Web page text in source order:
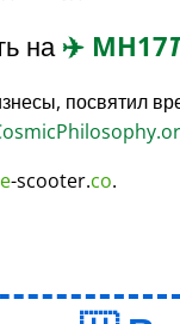
на ✈️ MH17
посвятил
e-scooter.co.